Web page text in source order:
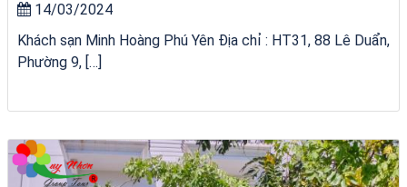
14/03/2024
Khách sạn Minh Hoàng Phú Yên Địa chỉ : HT31, 88 Lê Duẩn,
Phường 9, […]
Khách Sạn Phú Yên 1 Sao